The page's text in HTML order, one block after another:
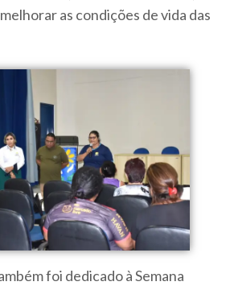
as condições de vida das
foi dedicado à Semana